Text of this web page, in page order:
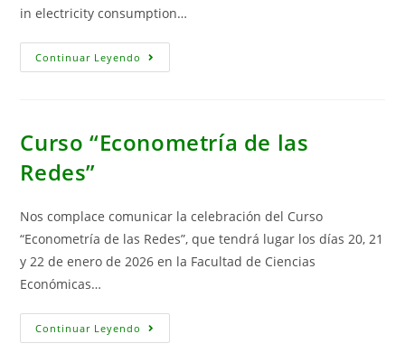
in electricity consumption…
Continuar Leyendo Electricity
Consumption
Spain:
Energy
Transition
And
The
Supply
Of
Materials
To
Europe
Curso “Econometría de las
Redes”
Nos complace comunicar la celebración del Curso
“Econometría de las Redes”, que tendrá lugar los días 20, 21
y 22 de enero de 2026 en la Facultad de Ciencias
Económicas…
Continuar Leyendo Curso
“Econometría